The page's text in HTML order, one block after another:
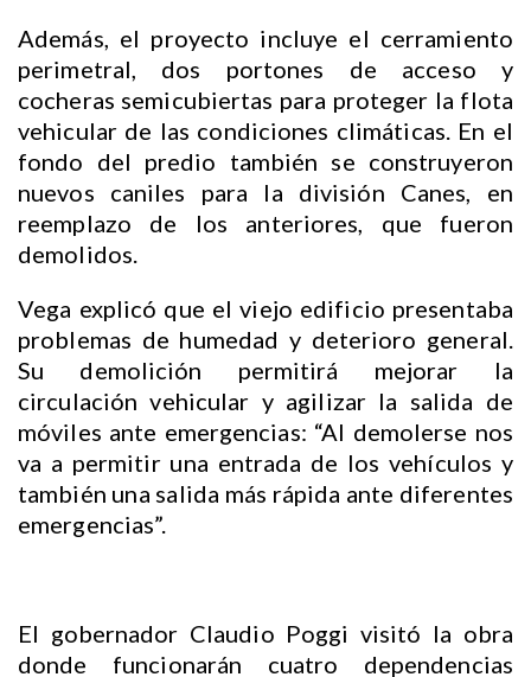
Además, el proyecto incluye el cerramiento
perimetral, dos portones de acceso y
cocheras semicubiertas para proteger la flota
vehicular de las condiciones climáticas. En el
fondo del predio también se construyeron
nuevos caniles para la división Canes, en
reemplazo de los anteriores, que fueron
demolidos.
Vega explicó que el viejo edificio presentaba
problemas de humedad y deterioro general.
Su demolición permitirá mejorar la
circulación vehicular y agilizar la salida de
móviles ante emergencias: “Al demolerse nos
va a permitir una entrada de los vehículos y
también una salida más rápida ante diferentes
emergencias”.
El gobernador Claudio Poggi visitó la obra
donde funcionarán cuatro dependencias